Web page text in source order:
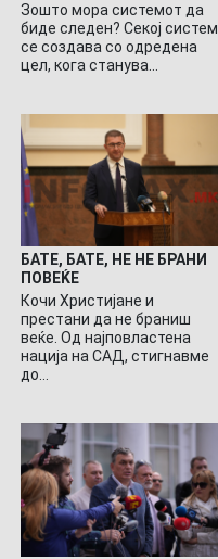
Зошто мора системот да
биде следен? Секој систем
се создава со одредена
цел, кога станува…
БАТЕ, БАТЕ, НЕ НЕ БРАНИ
ПОВЕЌЕ
Кочи Христијане и
престани да не браниш
веќе. Од најповластена
нација на САД, стигнавме
до…